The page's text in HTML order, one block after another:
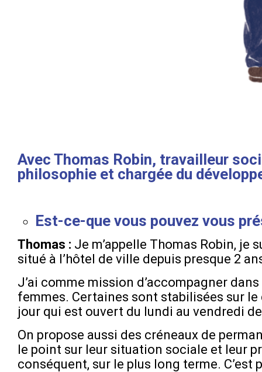
Avec Thomas Robin, travailleur
philosophie et chargée du
Est-ce-que vous pouvez vous
Thomas : Je m’appelle Thomas Robin, je
situé à l’hôtel de ville depuis presque 2
J’ai comme mission d’accompagner
femmes. Certaines sont stabilisées sur le
jour qui est ouvert du lundi au vendredi
On propose aussi des créneaux de
le point sur leur situation sociale et leur
conséquent, sur le plus long terme.